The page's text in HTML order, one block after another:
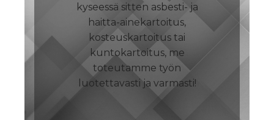
kyseessä sitten asbesti- ja
haitta-ainekartoitus,
kosteuskartoitus tai
kuntokartoitus, me
toteutamme työn
luotettavasti ja varmasti!